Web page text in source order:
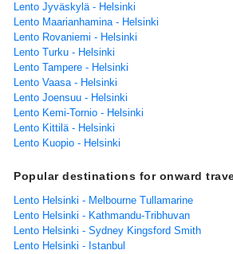
Lento Jyväskylä - Helsinki
Lento Maarianhamina - Helsinki
Lento Rovaniemi - Helsinki
Lento Turku - Helsinki
Lento Tampere - Helsinki
Lento Vaasa - Helsinki
Lento Joensuu - Helsinki
Lento Kemi-Tornio - Helsinki
Lento Kittilä - Helsinki
Lento Kuopio - Helsinki
Popular destinations for onward
Lento Helsinki - Melbourne Tullamarine
Lento Helsinki - Kathmandu-Tribhuvan
Lento Helsinki - Sydney Kingsford Smith
Lento Helsinki - Istanbul